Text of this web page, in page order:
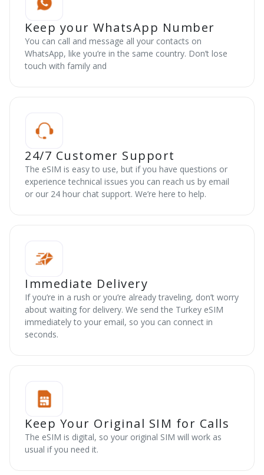
Keep your WhatsApp Number
You can call and message all your contacts on
WhatsApp, like you’re in the same country. Don’t lose
touch with family and
24/7 Customer Support
The eSIM is easy to use, but if you have questions or
experience technical issues you can reach us by email
or our 24 hour chat support. We’re here to help.
Immediate Delivery
If you’re in a rush or you’re already traveling, don’t worry
about waiting for delivery. We send the Turkey eSIM
immediately to your email, so you can connect in
seconds.
Keep Your Original SIM for Calls
The eSIM is digital, so your original SIM will work as
usual if you need it.